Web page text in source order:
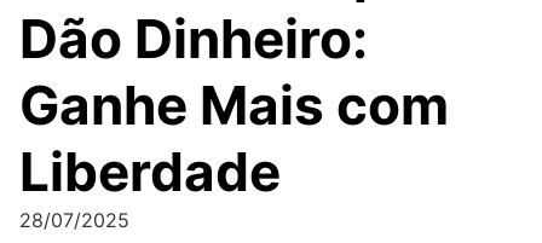
Dão Dinheiro:
Ganhe Mais com
Liberdade
28/07/2025